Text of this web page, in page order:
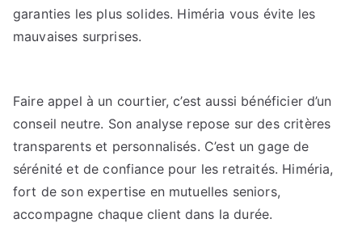
garanties les plus solides. Himéria vous évite les
mauvaises surprises.
Faire appel à un courtier, c’est aussi bénéficier d’un
conseil neutre. Son analyse repose sur des critères
transparents et personnalisés. C’est un gage de
sérénité et de confiance pour les retraités. Himéria,
fort de son expertise en mutuelles seniors,
accompagne chaque client dans la durée.